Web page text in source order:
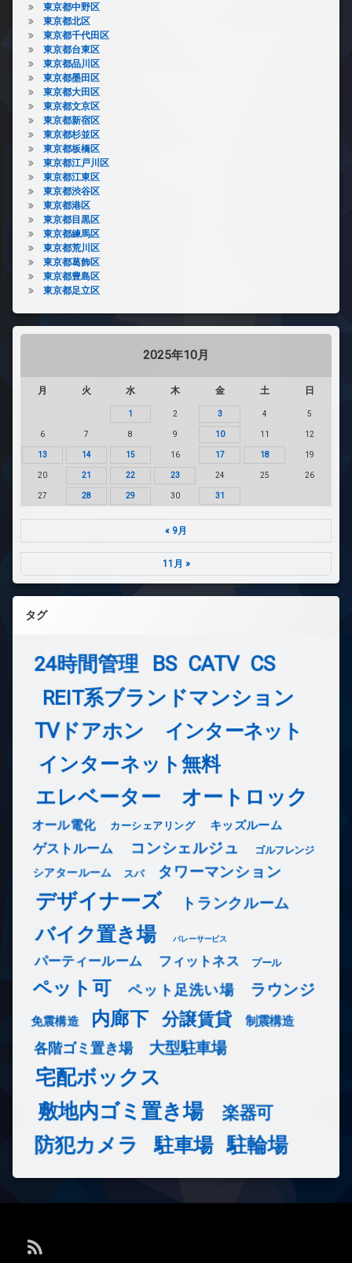
東京都中野区
東京都北区
東京都千代田区
東京都台東区
東京都品川区
東京都墨田区
東京都大田区
東京都文京区
東京都新宿区
東京都杉並区
東京都板橋区
東京都江戸川区
東京都江東区
東京都渋谷区
東京都港区
東京都目黒区
東京都練馬区
東京都荒川区
東京都葛飾区
東京都豊島区
東京都足立区
2025年10月
月 火 水 木 金 土 日
1 2 3 4 5
6 7 8 9 10 11 12
13 14 15 16 17 18 19
20 21 22 23 24 25 26
27 28 29 30 31
« 9月
11月 »
タグ
24時間管理 BS CATV CS
REIT系ブランドマンション
TVドアホン インターネット
インターネット無料
エレベーター オートロック
オール電化 カーシェアリング キッズルーム
ゲストルーム コンシェルジュ ゴルフレンジ
シアタールーム スパ タワーマンション
デザイナーズ トランクルーム
バイク置き場 バレーサービス
パーティールーム フィットネス プール
ペット可 ペット足洗い場 ラウンジ
免震構造 内廊下 分譲賃貸 制震構造
各階ゴミ置き場 大型駐車場
宅配ボックス
敷地内ゴミ置き場
楽器可
防犯カメラ 駐車場 駐輪場
RSS